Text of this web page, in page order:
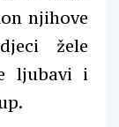
njihove
žele
ljubavi i